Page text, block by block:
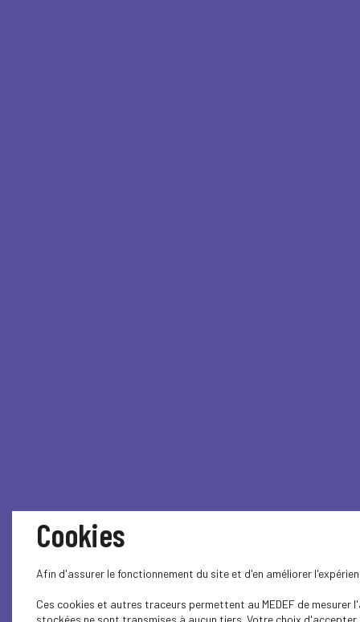
Cookies
Afin d'assurer le fonctionnement du site et d'en améliorer
Ces cookies et autres traceurs permettent au MEDEF de
stockées ne sont transmises à aucun tiers. Votre choix